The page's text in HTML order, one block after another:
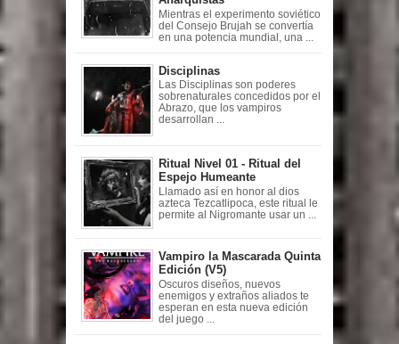
Mientras el experimento soviético
del Consejo Brujah se convertía
en una potencia mundial, una ...
Disciplinas
Las Disciplinas son poderes
sobrenaturales concedidos por el
Abrazo, que los vampiros
desarrollan ...
Ritual Nivel 01 - Ritual del
Espejo Humeante
Llamado así en honor al dios
azteca Tezcatlipoca, este ritual le
permite al Nigromante usar un ...
Vampiro la Mascarada Quinta
Edición (V5)
Oscuros diseños, nuevos
enemigos y extraños aliados te
esperan en esta nueva edición
del juego ...